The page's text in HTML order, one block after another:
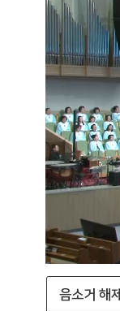
음소거 해제